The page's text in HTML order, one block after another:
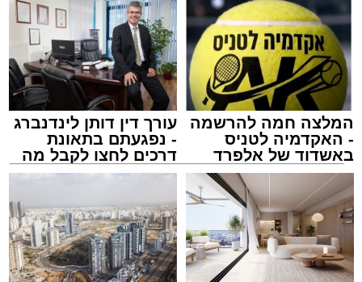
המלצה חמה להרשמה
- האקדמיה לטניס
באשדוד של אלפרד
קריאולנסקי - לילדים
עורך דין דותן לינדנברג
- נפגעתם בתאונת
דרכים לחצו לקבל מה
שמגיע לכם